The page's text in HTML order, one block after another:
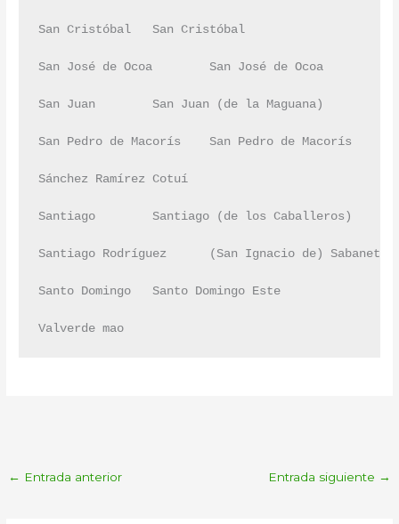
San Cristóbal	San Cristóbal
San José de Ocoa	San José de Ocoa
San Juan	San Juan (de la Maguana)
San Pedro de Macorís	San Pedro de Macorís
Sánchez Ramírez	Cotuí
Santiago	Santiago (de los Caballeros)
Santiago Rodríguez	(San Ignacio de) Sabaneta
Santo Domingo	Santo Domingo Este
Valverde mao
← Entrada anterior Entrada siguiente →